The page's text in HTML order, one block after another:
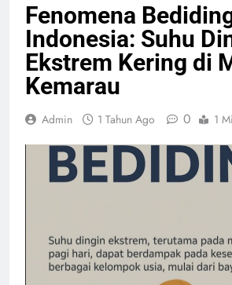
Fenomena
Indonesia: Suhu
Ekstrem Kering di
Kemarau
Admin 1 Tahun Ago 0 1